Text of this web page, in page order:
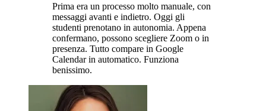
Prima era un processo molto manuale, con
messaggi avanti e indietro. Oggi gli
studenti prenotano in autonomia. Appena
confermano, possono scegliere Zoom o in
presenza. Tutto compare in Google
Calendar in automatico. Funziona
benissimo.